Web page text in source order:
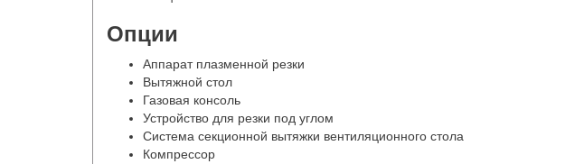
Опции
Аппарат плазменной резки
Вытяжной стол
Газовая консоль
Устройство для резки под углом
Система секционной вытяжки вентиляционного стола
Компрессор